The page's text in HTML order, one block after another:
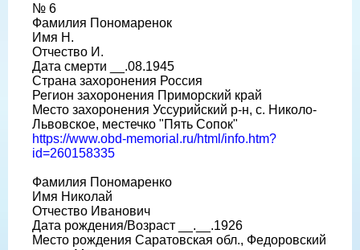
№ 6
Фамилия Пономаренок
Имя Н.
Отчество И.
Дата смерти __.08.1945
Страна захоронения Россия
Регион захоронения Приморский край
Место захоронения Уссурийский р-н, с. Николо-
Львовское, местечко "Пять Сопок"
https://www.obd-memorial.ru/html/info.htm?
id=260158335
Фамилия Пономаренко
Имя Николай
Отчество Иванович
Дата рождения/Возраст __.__.1926
Место рождения Саратовская обл., Федоровский